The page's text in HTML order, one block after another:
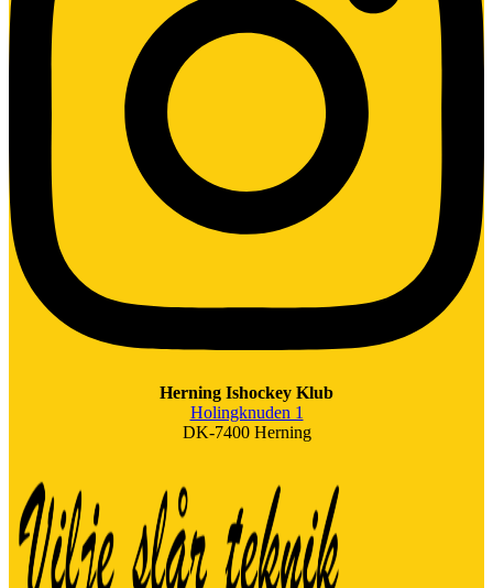
Herning Ishockey Klub
Holingknuden 1
DK-7400 Herning